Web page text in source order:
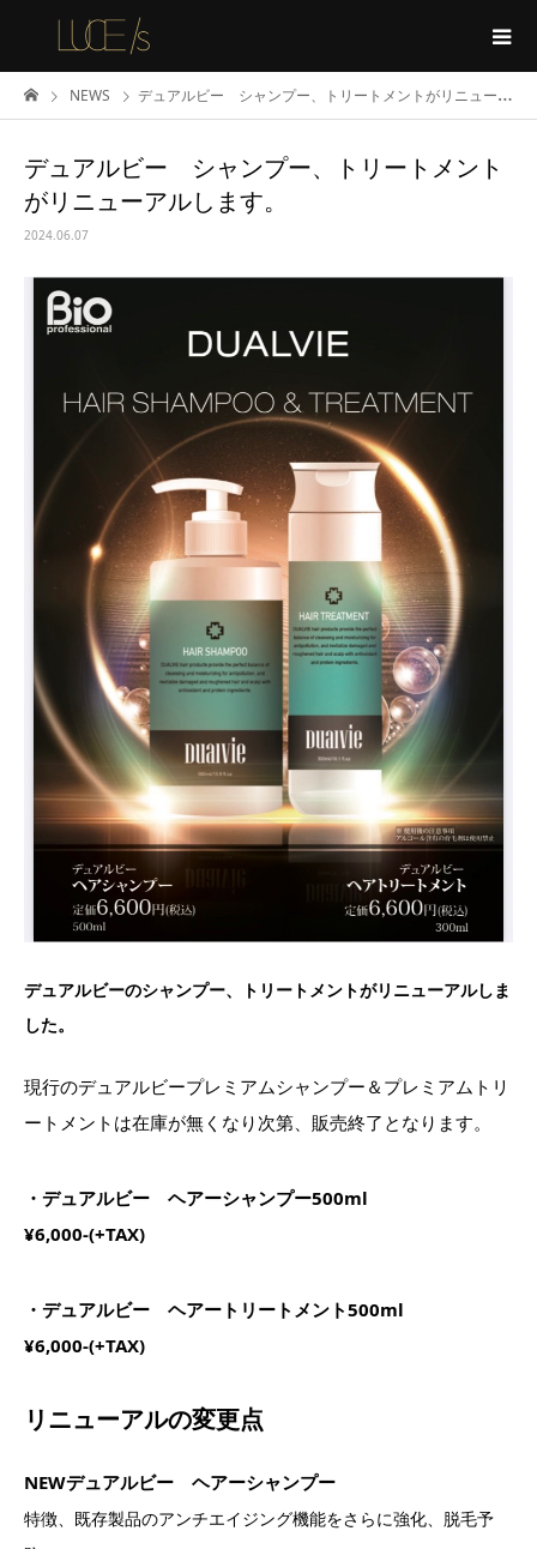
NEWS デュアルビー シャンプー、トリートメントがリニューアルします。
デュアルビー シャンプー、トリートメント
がリニューアルします。
2024.06.07
デュアルビーのシャンプー、トリートメントがリニューアルしま
した。
現行のデュアルビープレミアムシャンプー＆プレミアムトリ
ートメントは在庫が無くなり次第、販売終了となります。
・デュアルビー ヘアーシャンプー500ml
¥6,000-(+TAX)
・デュアルビー ヘアートリートメント500ml
¥6,000-(+TAX)
リニューアルの変更点
NEWデュアルビー ヘアーシャンプー
特徴、既存製品のアンチエイジング機能をさらに強化、脱毛予